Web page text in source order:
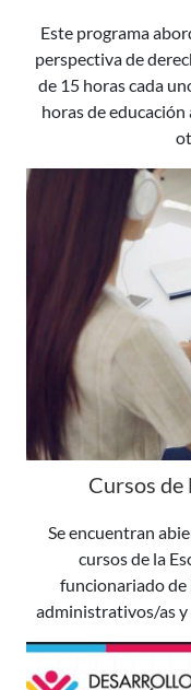
Este programa
perspectiva de
de 15 horas cada
horas de educación
Cursos de
Se encuentran
cursos de la
funcionariado de
administrativos/as y